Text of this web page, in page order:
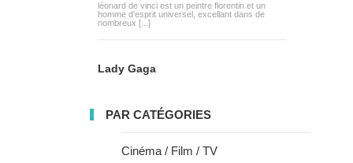
léonard de vinci est un peintre florentin et un
homme d'esprit universel, excellant dans de
nombreux [...]
Lady Gaga
PAR CATÉGORIES
Cinéma / Film / TV